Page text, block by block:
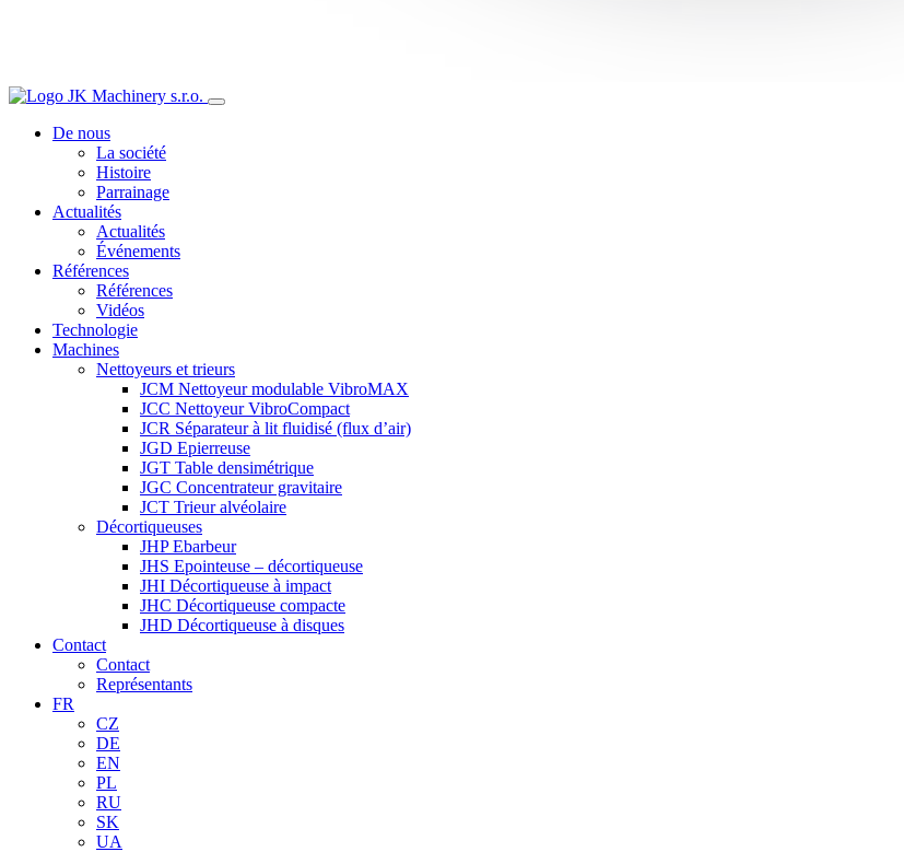
De nous
La société
Histoire
Parrainage
Actualités
Actualités
Événements
Références
Références
Vidéos
Technologie
Machines
Nettoyeurs et trieurs
JCM Nettoyeur modulable VibroMAX
JCC Nettoyeur VibroCompact
JCR Séparateur à lit fluidisé (flux d’air)
JGD Epierreuse
JGT Table densimétrique
JGC Concentrateur gravitaire
JCT Trieur alvéolaire
Décortiqueuses
JHP Ebarbeur
JHS Epointeuse – décortiqueuse
JHI Décortiqueuse à impact
JHC Décortiqueuse compacte
JHD Décortiqueuse à disques
Contact
Contact
Représentants
FR
CZ
DE
EN
PL
RU
SK
UA